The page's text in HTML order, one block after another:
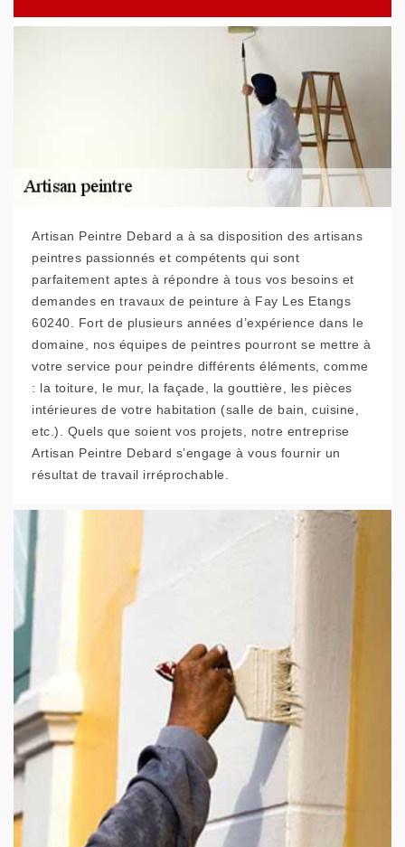
Artisan Peintre Debard a à sa disposition des artisans
peintres passionnés et compétents qui sont
parfaitement aptes à répondre à tous vos besoins et
demandes en travaux de peinture à Fay Les Etangs
60240. Fort de plusieurs années d’expérience dans le
domaine, nos équipes de peintres pourront se mettre à
votre service pour peindre différents éléments, comme
: la toiture, le mur, la façade, la gouttière, les pièces
intérieures de votre habitation (salle de bain, cuisine,
etc.). Quels que soient vos projets, notre entreprise
Artisan Peintre Debard s’engage à vous fournir un
résultat de travail irréprochable.